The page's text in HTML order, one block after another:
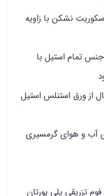
نشکن با زاویه
تمام استیل با
از ورق استنلس استیل
آب و هوای گرمسیری
تزریقی پلی یورتان